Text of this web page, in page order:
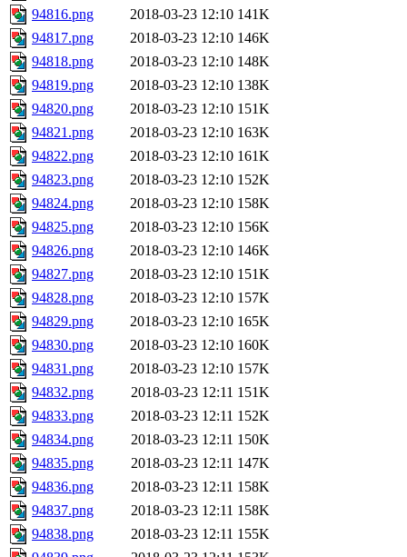
94816.png
2018-03-23 12:10 141K
94817.png
2018-03-23 12:10 146K
94818.png
2018-03-23 12:10 148K
94819.png
2018-03-23 12:10 138K
94820.png
2018-03-23 12:10 151K
94821.png
2018-03-23 12:10 163K
94822.png
2018-03-23 12:10 161K
94823.png
2018-03-23 12:10 152K
94824.png
2018-03-23 12:10 158K
94825.png
2018-03-23 12:10 156K
94826.png
2018-03-23 12:10 146K
94827.png
2018-03-23 12:10 151K
94828.png
2018-03-23 12:10 157K
94829.png
2018-03-23 12:10 165K
94830.png
2018-03-23 12:10 160K
94831.png
2018-03-23 12:10 157K
94832.png
2018-03-23 12:11 151K
94833.png
2018-03-23 12:11 152K
94834.png
2018-03-23 12:11 150K
94835.png
2018-03-23 12:11 147K
94836.png
2018-03-23 12:11 158K
94837.png
2018-03-23 12:11 158K
94838.png
2018-03-23 12:11 155K